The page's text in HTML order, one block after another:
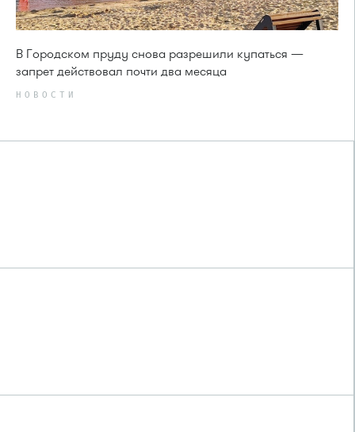
В Городском пруду снова разрешили купаться —
запрет действовал почти два месяца
НОВОСТИ